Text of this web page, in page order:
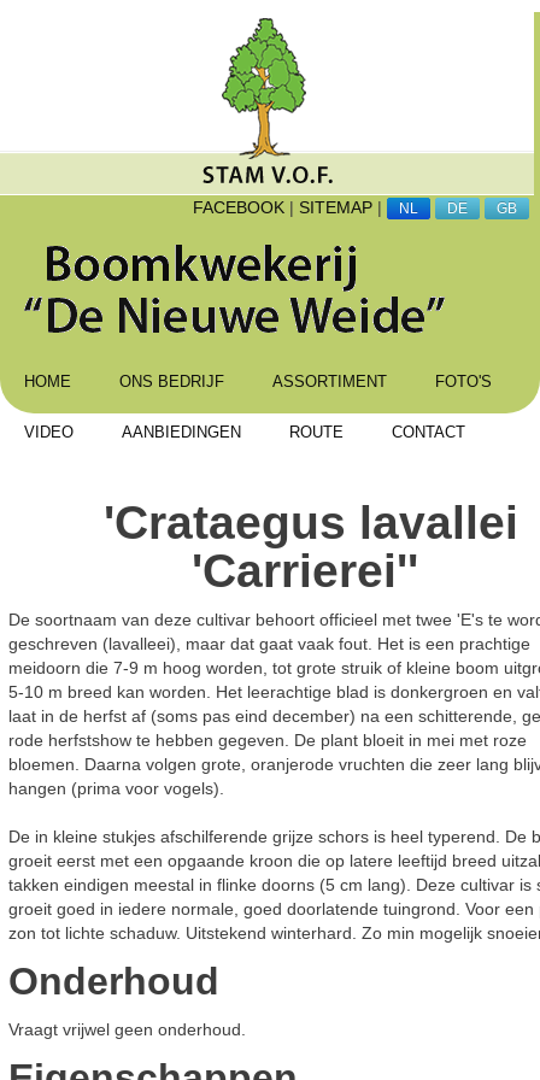
FACEBOOK | SITEMAP | NL DE GB
HOME ONS BEDRIJF ASSORTIMENT FOTO'S
VIDEO AANBIEDINGEN ROUTE CONTACT
'Crataegus lavallei
'Carrierei''
De soortnaam van deze cultivar behoort officieel met twee 'E's te
geschreven (lavalleei), maar dat gaat vaak fout. Het is een prachtige
meidoorn die 7-9 m hoog worden, tot grote struik of kleine boom
5-10 m breed kan worden. Het leerachtige blad is donkergroen en
laat in de herfst af (soms pas eind december) na een schitterende,
rode herfstshow te hebben gegeven. De plant bloeit in mei met roze
bloemen. Daarna volgen grote, oranjerode vruchten die zeer lang
hangen (prima voor vogels).
De in kleine stukjes afschilferende grijze schors is heel typerend. De
groeit eerst met een opgaande kroon die op latere leeftijd breed
takken eindigen meestal in flinke doorns (5 cm lang). Deze cultivar is
groeit goed in iedere normale, goed doorlatende tuingrond. Voor een
zon tot lichte schaduw. Uitstekend winterhard. Zo min mogelijk
Onderhoud
Vraagt vrijwel geen onderhoud.